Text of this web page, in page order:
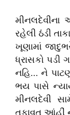
રહેલી ઠંડી
ખૂણામાં
ધ્રાસકો પડી
નહિ... ને
ભય પાસે
મીનલદેવી
તફાવત આંહીં